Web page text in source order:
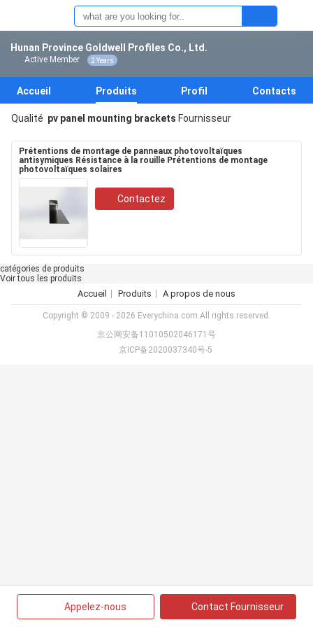
Hunan Province Goldwell Profiles Co., Ltd.
Active Member 2 Years
Accueil Produits Profil Contacts
Qualité pv panel mounting brackets Fournisseur
Prétentions de montage de panneaux photovoltaïques
antisymiques Résistance à la rouille Prétentions de montage
photovoltaïques solaires
Contactez
catégories de produits
Voir tous les produits
Appelez-nous Contact Fournisseur
Accueil Produits A propos de nous
Copyright © 2009 - 2026 Everychina.com.All rights reserved.
京公网安备11010502046171号
京ICP备2020037340号-5